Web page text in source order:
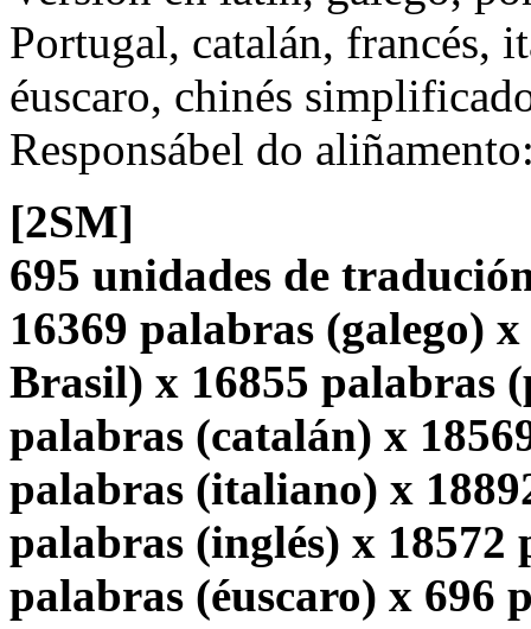
Portugal, catalán, francés,
éuscaro, chinés
Responsábel do
[2SM]
695 unidades de
16369 palabras (galego)
Brasil) x 16855 palabras
palabras (catalán) x
palabras (italiano) x
palabras (inglés) x 18572
palabras (éuscaro) x 696